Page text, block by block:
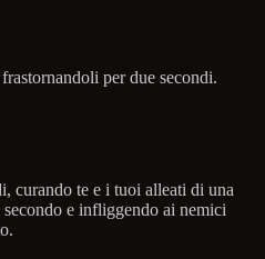
per due secondi.
curando te e i tuoi alleati di una
e infliggendo ai nemici